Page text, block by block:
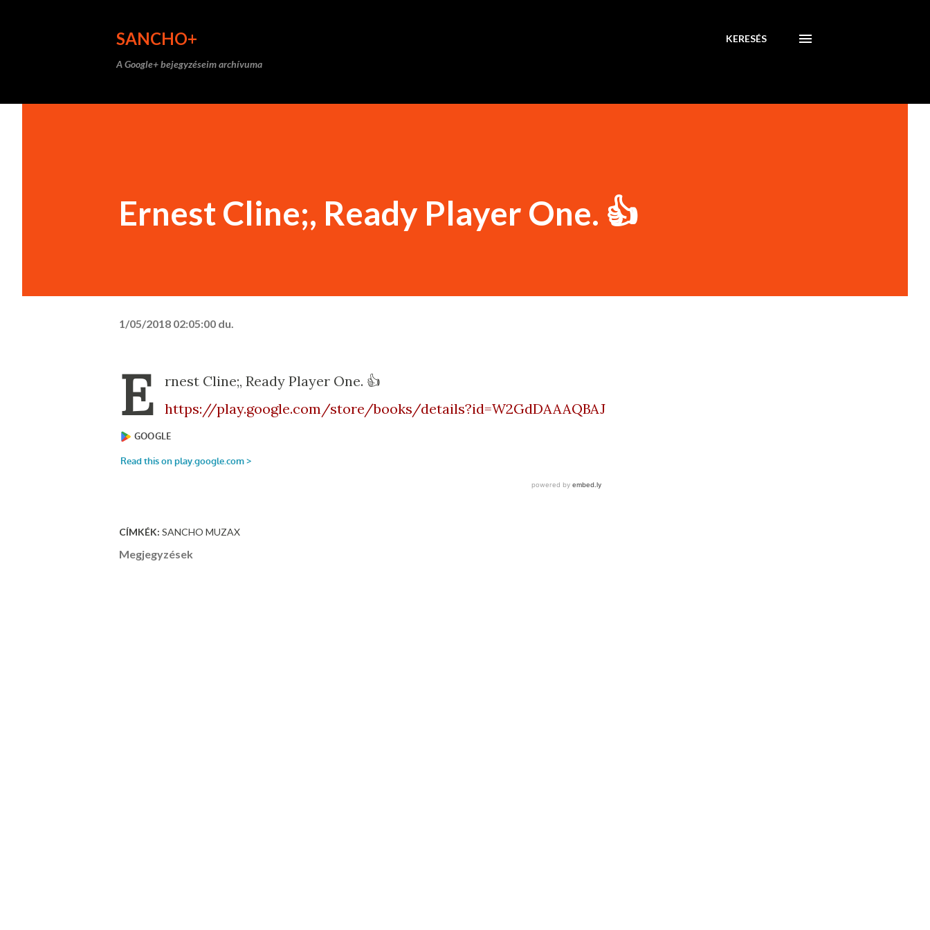
SANCHO+
A Google+ bejegyzéseim archívuma
KERESÉS
Ernest Cline;, Ready Player One. 👍
1/05/2018 02:05:00 du.
E
rnest Cline;, Ready Player One. 👍
https://play.google.com/store/books/details?id=W2GdDAAAQBAJ
CÍMKÉK: SANCHO MUZAX
Megjegyzések